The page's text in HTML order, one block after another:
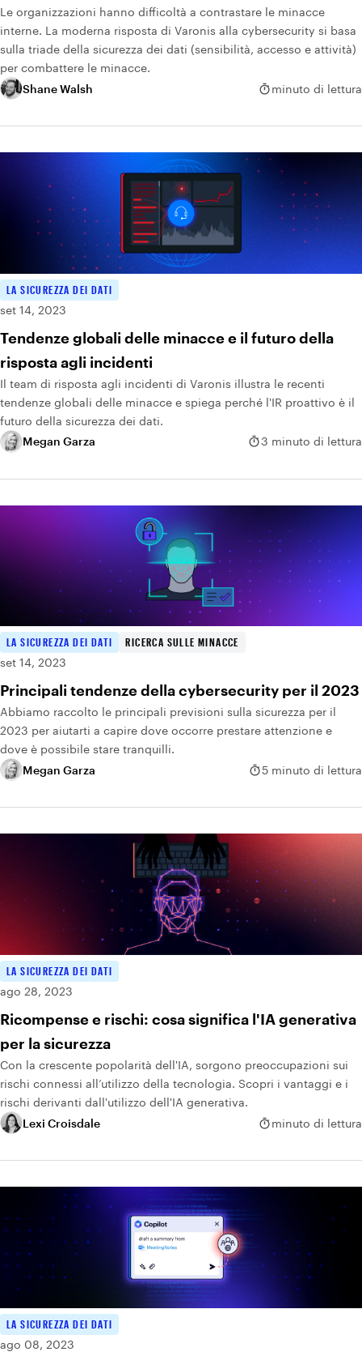
Le organizzazioni hanno difficoltà a contrastare le minacce
interne. La moderna risposta di Varonis alla cybersecurity si basa
sulla triade della sicurezza dei dati (sensibilità, accesso e attività)
per combattere le minacce.
Shane Walsh
minuto di lettura
LA SICUREZZA DEI DATI
set 14, 2023
Tendenze globali delle minacce e il futuro della
risposta agli incidenti
Il team di risposta agli incidenti di Varonis illustra le recenti
tendenze globali delle minacce e spiega perché l'IR proattivo è il
futuro della sicurezza dei dati.
Megan Garza
3 minuto di lettura
LA SICUREZZA DEI DATI
RICERCA SULLE MINACCE
set 14, 2023
Principali tendenze della cybersecurity per il 2023
Abbiamo raccolto le principali previsioni sulla sicurezza per il
2023 per aiutarti a capire dove occorre prestare attenzione e
dove è possibile stare tranquilli.
Megan Garza
5 minuto di lettura
LA SICUREZZA DEI DATI
ago 28, 2023
Ricompense e rischi: cosa significa l'IA generativa
per la sicurezza
Con la crescente popolarità dell'IA, sorgono preoccupazioni sui
rischi connessi all’utilizzo della tecnologia. Scopri i vantaggi e i
rischi derivanti dall'utilizzo dell'IA generativa.
Lexi Croisdale
minuto di lettura
LA SICUREZZA DEI DATI
ago 08, 2023